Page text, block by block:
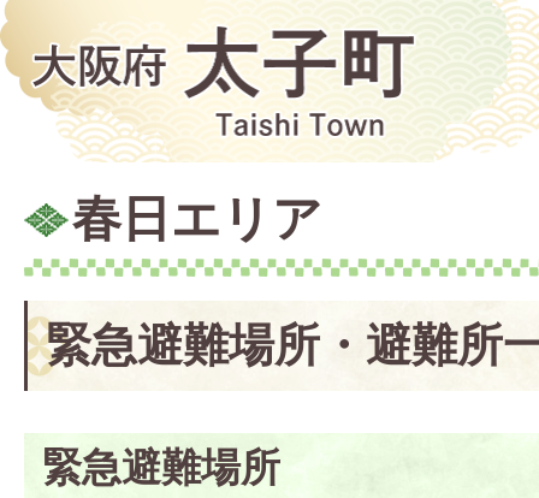
春日エリア
緊急避難場所・避難所
緊急避難場所